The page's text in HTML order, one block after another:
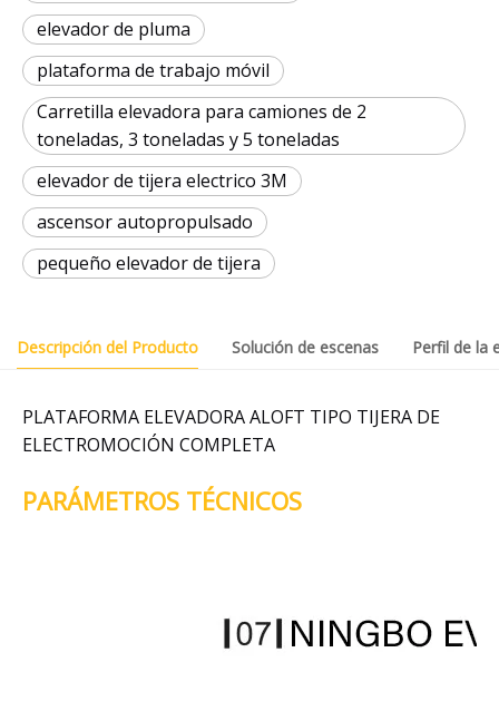
elevador de pluma
plataforma de trabajo móvil
Carretilla elevadora para camiones de 2
toneladas, 3 toneladas y 5 toneladas
elevador de tijera electrico 3M
ascensor autopropulsado
pequeño elevador de tijera
Descripción del Producto Solución de escenas Perfil de la
PLATAFORMA ELEVADORA ALOFT TIPO TIJERA DE
ELECTROMOCIÓN COMPLETA
PARÁMETROS TÉCNICOS